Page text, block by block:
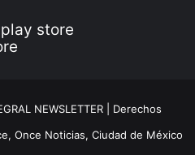
NEWSLETTER | Derechos
Once Noticias, Ciudad de México